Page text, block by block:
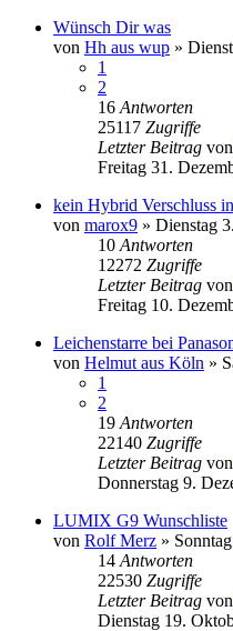
Wünsch Dir was
von Hh aus wup »
1
2
16 Antworten
25117 Zugriffe
Letzter Beitrag von
Freitag 31.
kein Hybrid Verschluss
von marox9 » Dienstag
10 Antworten
12272 Zugriffe
Letzter Beitrag von
Freitag 10.
Leichenstarre bei
von Helmut aus Köln »
1
2
19 Antworten
22140 Zugriffe
Letzter Beitrag von
Donnerstag 9.
LUMIX G9 Wunschliste
von Rolf Merz »
14 Antworten
22530 Zugriffe
Letzter Beitrag von
Dienstag 19.